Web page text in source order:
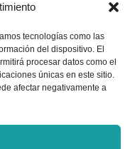
tecnologías como las
del dispositivo. El
procesar datos como el
únicas en este sitio.
afectar negativamente a